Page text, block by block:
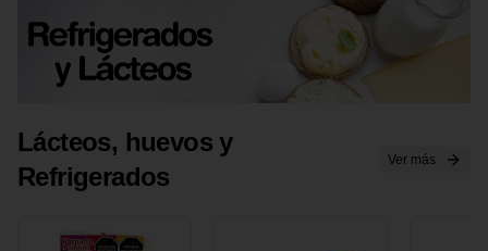
Lácteos, huevos y
Refrigerados
Ver más